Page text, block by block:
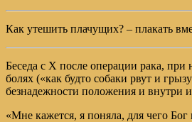
Как утешить плачущих? – плакать
Беседа с Х после операции рака,
болях («как будто собаки рвут и
безнадежности положения и внутри
«Мне кажется, я поняла, для чего Бог